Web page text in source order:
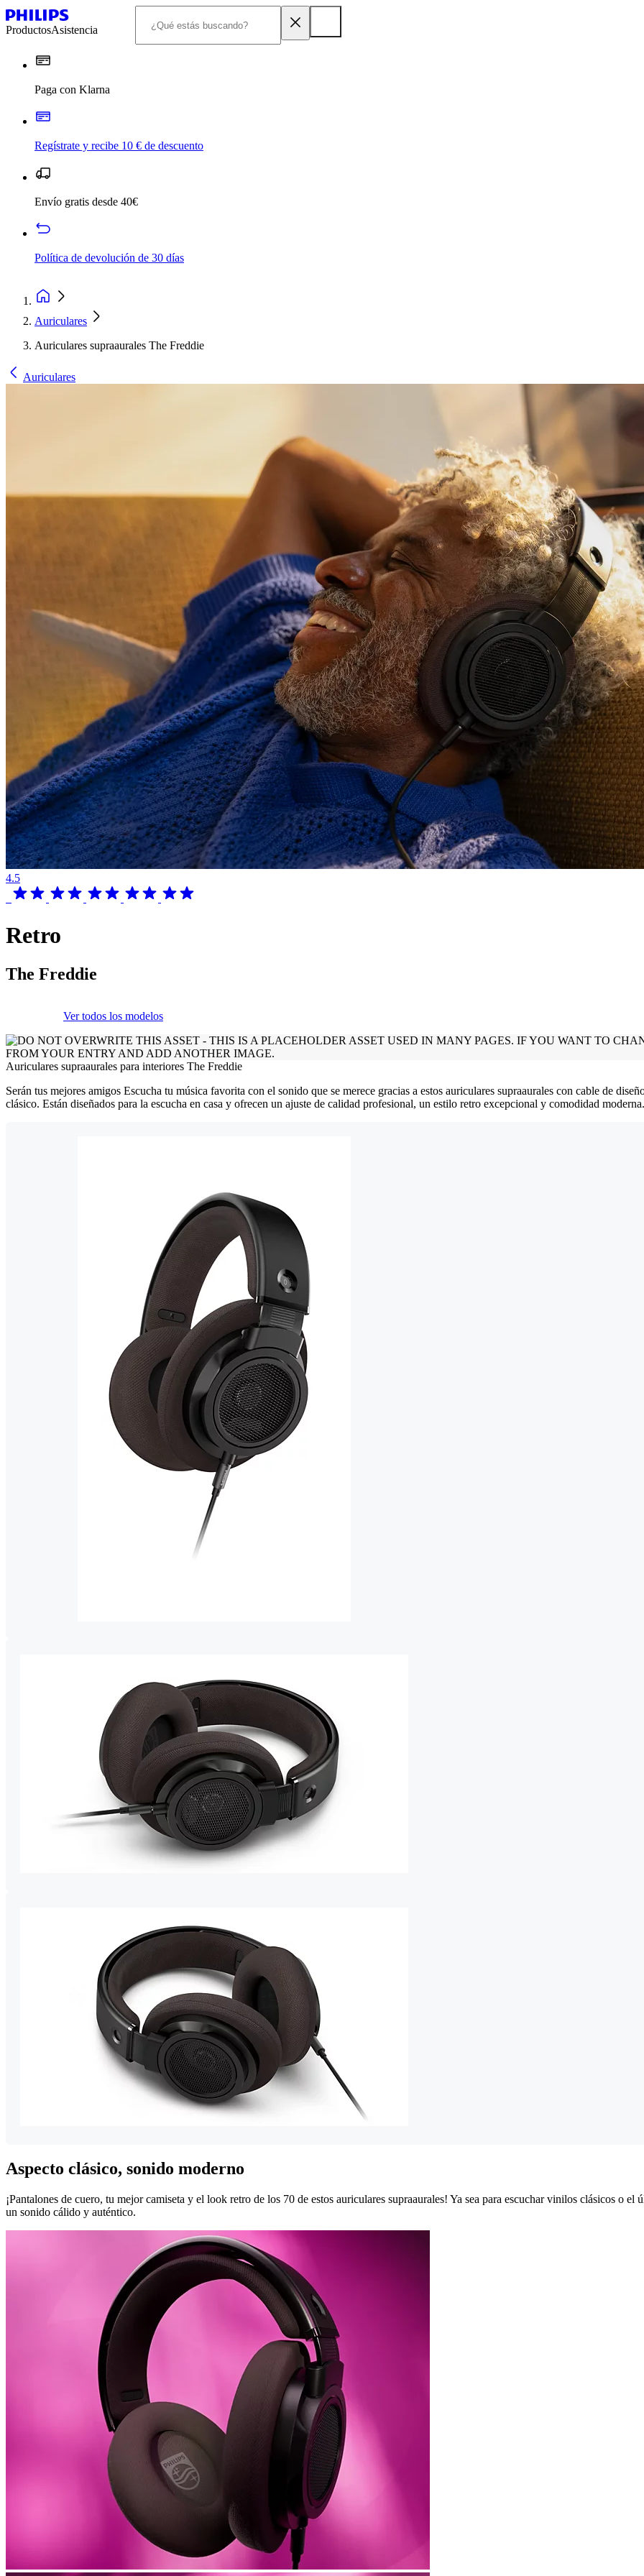
ProductosAsistencia
Paga con Klarna
Regístrate y recibe 10 € de descuento
Envío gratis desde 40€
Política de devolución de 30 días
Auriculares
Auriculares supraaurales The Freddie
Auriculares
4.5
Retro
The Freddie
Ver todos los modelos
Auriculares supraaurales para interiores The Freddie
Serán tus mejores amigos Escucha tu música favorita con el sonido que se merece gracias a estos auriculares supraaurales con cable de
clásico. Están diseñados para la escucha en casa y ofrecen un ajuste de calidad profesional, un estilo retro excepcional y comodidad moderna.
Aspecto clásico, sonido moderno
¡Pantalones de cuero, tu mejor camiseta y el look retro de los 70 de estos auriculares supraaurales! Ya sea para escuchar vinilos clásicos o
un sonido cálido y auténtico.